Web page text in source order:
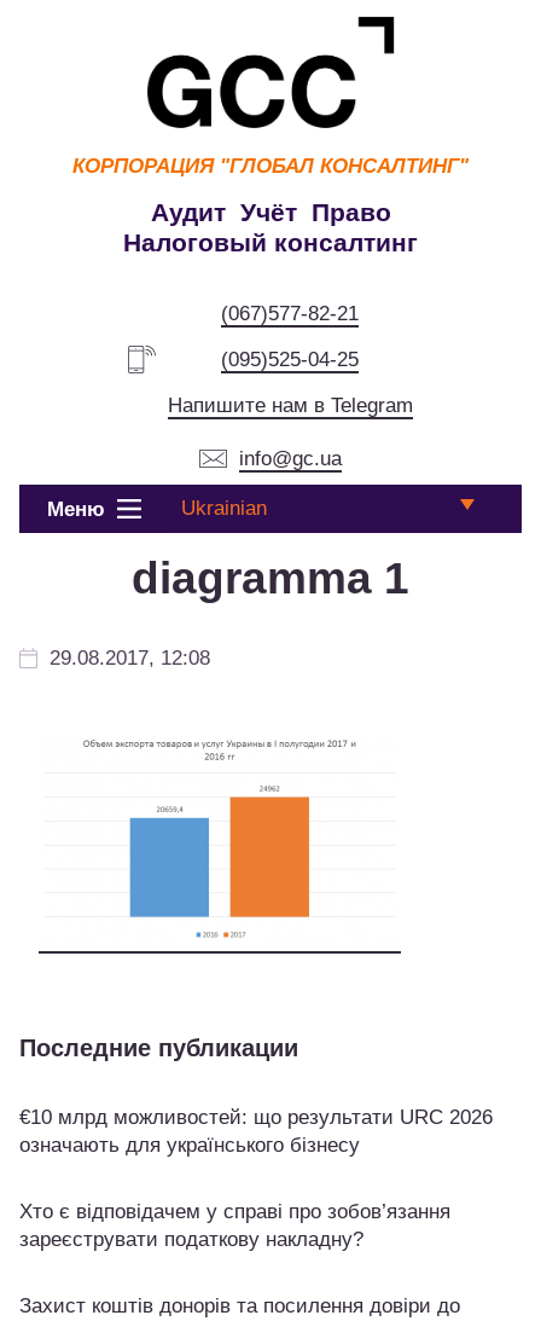
КОРПОРАЦИЯ "ГЛОБАЛ КОНСАЛТИНГ"
Аудит Учёт Право
Налоговый консалтинг
(067)577-82-21
(095)525-04-25
Напишите нам в Telegram
info@gc.ua
Меню Ukrainian
diagramma 1
29.08.2017, 12:08
Последние публикации
€10 млрд можливостей: що результати URC 2026
означають для українського бізнесу
Хто є відповідачем у справі про зобов’язання
зареєструвати податкову накладну?
Захист коштів донорів та посилення довіри до